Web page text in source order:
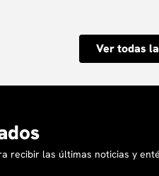
al riesgo,
crecimiento.
Ver todas
recibir las últimas noticias y